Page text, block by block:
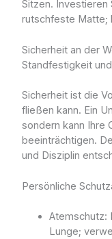
Sitzen. Investieren
rutschfeste Matte;
Sicherheit an der
Standfestigkeit
Sicherheit ist die
fließen kann. Ein
sondern kann Ihre
beeinträchtigen.
und Disziplin
Persönliche
Atemschutz:
Lunge;